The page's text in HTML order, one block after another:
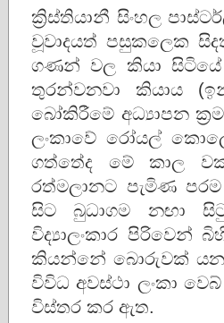
ක්‍රිස්‌තියානී සිංහල
වූවාදයත් පසුකලෙක
ගණන් වල කියා සිටියේ
තුරන්වනවා කියාය
බෝකිරීමේ අධ්‍යාපන
ලංකාවේ රෝයල්
ගත්තේද මේ කාල
රත්මලානට පැමිණ
සිට බුධාගම නඟා
විද්‍යාලංකාර පිරිවෙන්
කියන්නේ බොරුවක් යන
විවිධ අවස්ථා ලංකා
විස්තර කර ඇත.